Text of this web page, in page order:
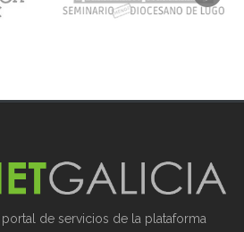
de servicios de la plataforma